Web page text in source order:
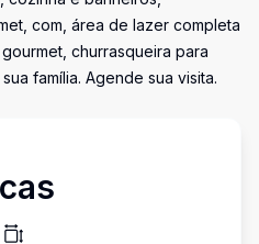
com, área de lazer completa
churrasqueira para
família. Agende sua visita.